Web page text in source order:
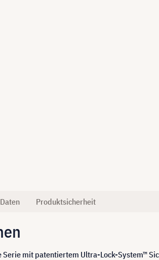
Produktsicherheit
mit patentiertem Ultra-Lock-System™